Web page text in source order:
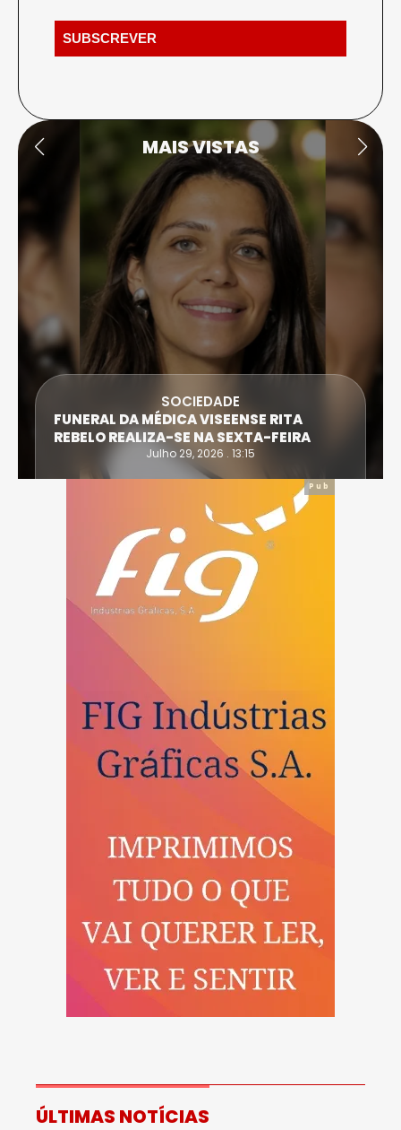
MAIS VISTAS
SOCIEDADE
FUNERAL DA MÉDICA VISEENSE RITA
REBELO REALIZA-SE NA SEXTA-FEIRA
Julho 29, 2026 . 13:15
Pub
ÚLTIMAS NOTÍCIAS